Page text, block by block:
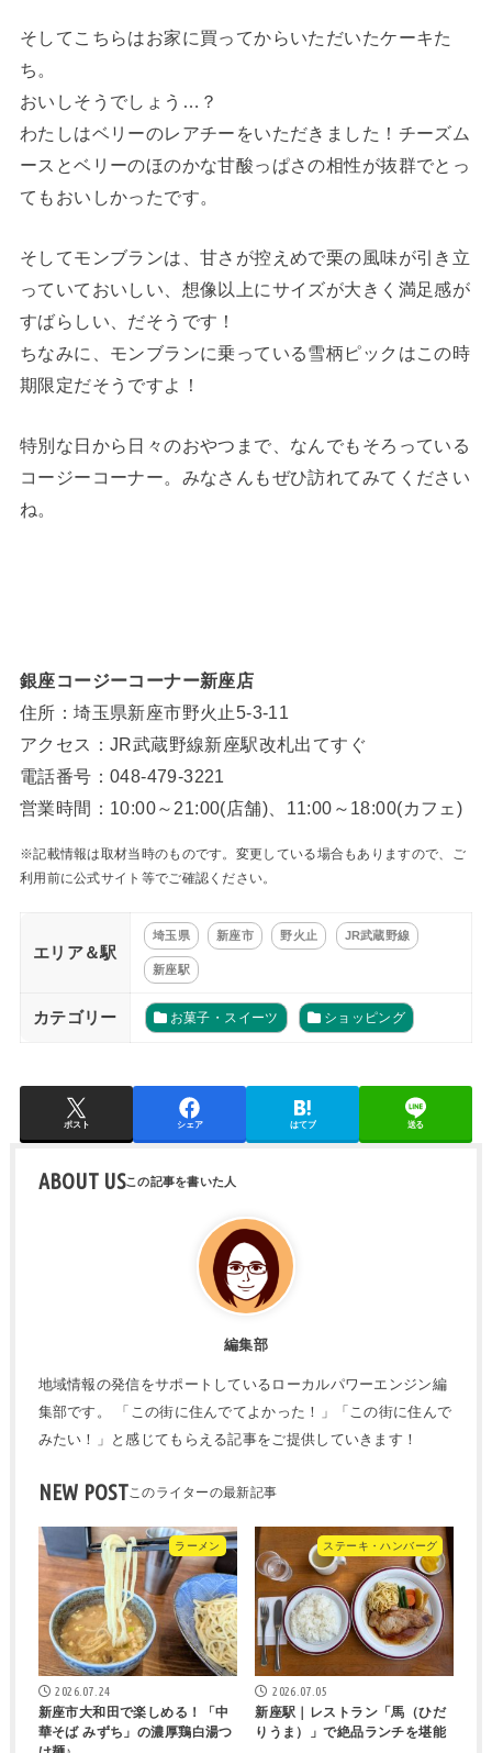
そしてこちらはお家に買ってからいただいたケーキた
ち。
おいしそうでしょう…？
わたしはベリーのレアチーをいただきました！チーズム
ースとベリーのほのかな甘酸っぱさの相性が抜群でとっ
てもおいしかったです。
そしてモンブランは、甘さが控えめで栗の風味が引き立
っていておいしい、想像以上にサイズが大きく満足感が
すばらしい、だそうです！
ちなみに、モンブランに乗っている雪柄ピックはこの時
期限定だそうですよ！
特別な日から日々のおやつまで、なんでもそろっている
コージーコーナー。みなさんもぜひ訪れてみてください
ね。
銀座コージーコーナー新座店
住所：埼玉県新座市野火止5-3-11
アクセス：JR武蔵野線新座駅改札出てすぐ
電話番号：048-479-3221
営業時間：10:00～21:00(店舗)、11:00～18:00(カフェ)
※記載情報は取材当時のものです。変更している場合もありますので、ご
利用前に公式サイト等でご確認ください。
エリア＆駅
埼玉県 新座市 野火止 JR武蔵野線
新座駅
カテゴリー お菓子・スイーツ ショッピング
ポスト シェア はてブ 送る
ABOUT US
編集部
地域情報の発信をサポートしているローカルパワーエンジン編
集部です。 「この街に住んでてよかった！」「この街に住んで
みたい！」と感じてもらえる記事をご提供していきます！
NEW POST
ラーメン
2026.07.24
新座市大和田で楽しめる！「中
華そば みずち」の濃厚鶏白湯つ
ステーキ・ハンバーグ
2026.07.05
新座駅｜レストラン「馬（ひだ
りうま）」で絶品ランチを堪能